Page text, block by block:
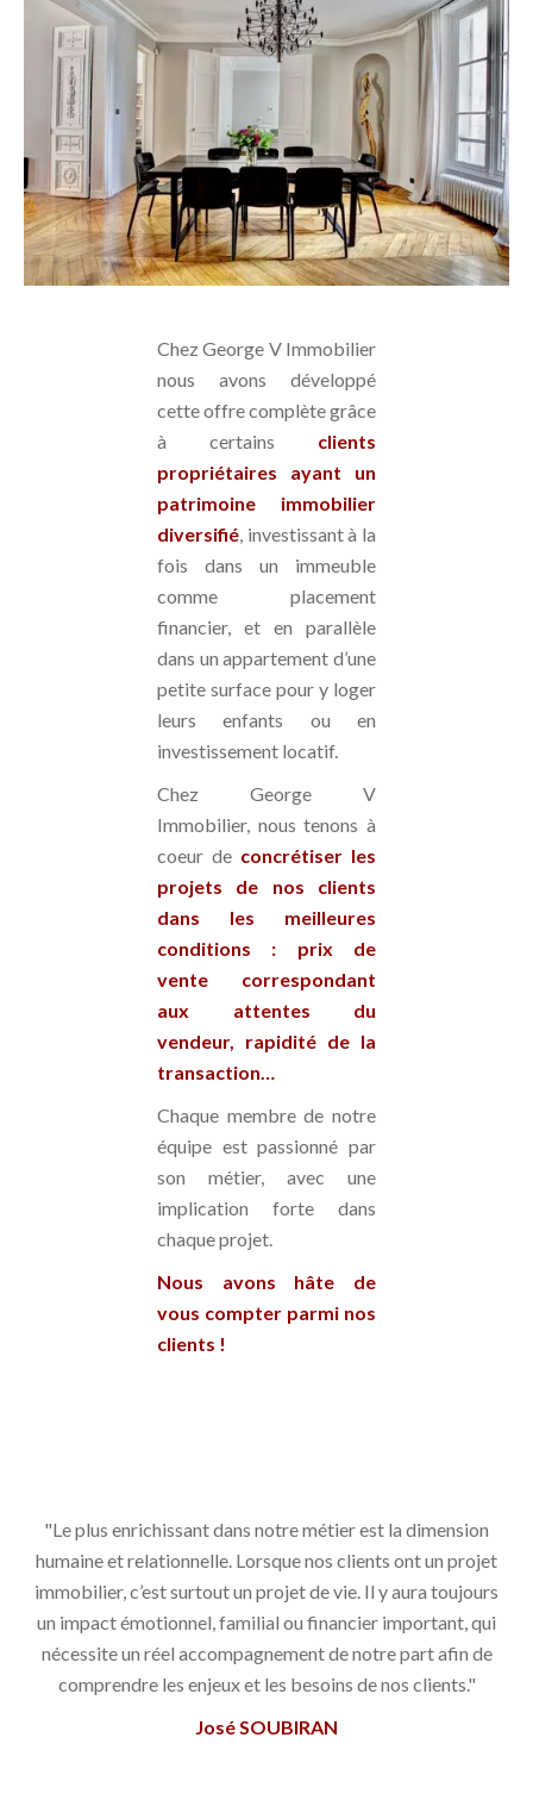
Chez George V Immobilier
nous avons développé
cette offre complète grâce
à certains clients
propriétaires ayant un
patrimoine immobilier
diversifié, investissant à la
fois dans un immeuble
comme placement
financier, et en parallèle
dans un appartement d’une
petite surface pour y loger
leurs enfants ou en
investissement locatif.
Chez George V
Immobilier, nous tenons à
coeur de concrétiser les
projets de nos clients
dans les meilleures
conditions : prix de
vente correspondant
aux attentes du
vendeur, rapidité de la
transaction…
Chaque membre de notre
équipe est passionné par
son métier, avec une
implication forte dans
chaque projet.
Nous avons hâte de
vous compter parmi nos
clients !
"Le plus enrichissant dans notre métier est la dimension
humaine et relationnelle. Lorsque nos clients ont un projet
immobilier, c’est surtout un projet de vie. Il y aura toujours
un impact émotionnel, familial ou financier important, qui
nécessite un réel accompagnement de notre part afin de
comprendre les enjeux et les besoins de nos clients."
José SOUBIRAN